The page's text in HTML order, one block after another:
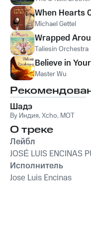
When Hearts
Michael Gettel
Wrapped
Taliesin Orchestra
Believe in
Master Wu
Шадэ
By Индия,Xcho, MOT
О треке
Лейбл
JOSÉ LUIS ENCINAS
Исполнитель
Jose Luis Encinas